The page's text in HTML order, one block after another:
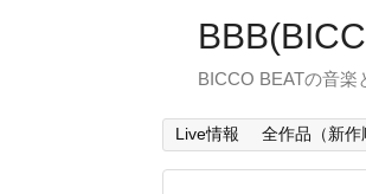
BICCO BEATの音楽
Live情報 全作品（新作